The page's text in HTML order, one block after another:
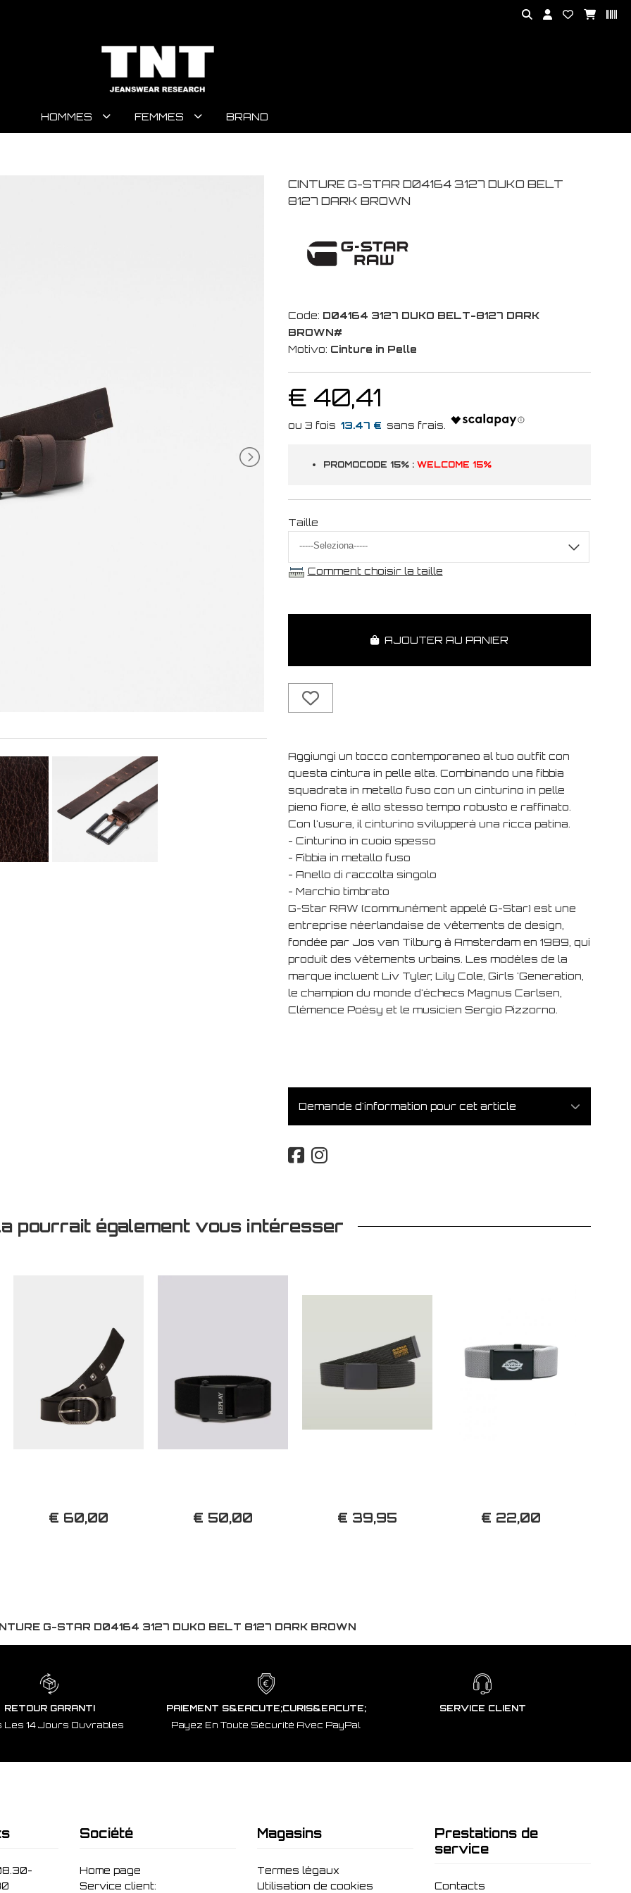
HOMMES FEMMES BRAND
CINTURE G-STAR D04164 3127 DUKO BELT
8127 DARK BROWN
Code: D04164 3127 DUKO BELT-8127 DARK
BROWN#
Motivo: Cinture in Pelle
€ 40,41
13.47 €
PROMOCODE 15% : WELCOME 15%
Taille
Comment choisir la taille
AJOUTER AU PANIER
Aggiungi un tocco contemporaneo al tuo outfit con
questa cintura in pelle alta. Combinando una fibbia
squadrata in metallo fuso con un cinturino in pelle
pieno fiore, è allo stesso tempo robusto e raffinato.
Con l'usura, il cinturino svilupperà una ricca patina.
- Cinturino in cuoio spesso
- Fibbia in metallo fuso
- Anello di raccolta singolo
- Marchio timbrato
G-Star RAW (communément appelé G-Star) est une
entreprise néerlandaise de vêtements de design,
fondée par Jos van Tilburg à Amsterdam en 1989, qui
produit des vêtements urbains. Les modèles de la
marque incluent Liv Tyler, Lily Cole, Girls 'Generation,
le champion du monde d'échecs Magnus Carlsen,
Clémence Poésy et le musicien Sergio Pizzorno.
Demande d'information pour cet article
pourrait également vous intéresser
€ 60,00 € 50,00 € 39,95 € 22,00
G-STAR D04164 3127 DUKO BELT 8127 DARK BROWN
RETOUR GARANTI
Les 14 Jours Ouvrables
PAIEMENT S&EACUTE;CURIS&EACUTE;
Payez En Toute Sécurité Avec PayPal
SERVICE CLIENT
Société
Home page
Service client:
Magasins
Termes légaux
Utilisation de cookies
Prestations de
service
Contacts